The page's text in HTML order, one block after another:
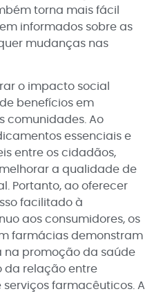
torna mais fácil
informados sobre as
mudanças nas
o impacto social
benefícios em
comunidades. Ao
essenciais e
entre os cidadãos,
a qualidade de
Portanto, ao oferecer
facilitado à
aos consumidores, os
farmácias demonstram
na promoção da saúde
da relação entre
farmacêuticos. A